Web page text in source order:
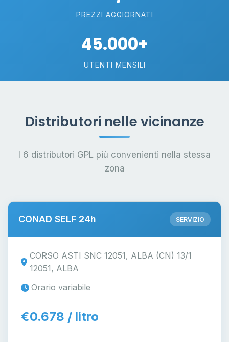
PREZZI AGGIORNATI
45.000+
UTENTI MENSILI
Distributori nelle vicinanze
I 6 distributori GPL più convenienti nella stessa
zona
CONAD SELF 24h SERVIZIO
CORSO ASTI SNC 12051, ALBA (CN) 13/1
12051, ALBA
Orario variabile
€0.678 / litro